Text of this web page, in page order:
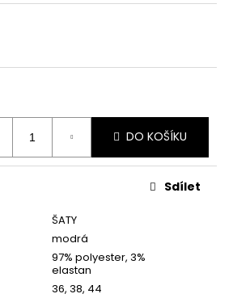
DO KOŠÍKU
ŠATY
modrá
97% polyester, 3%
elastan
36, 38, 44
Sdílet